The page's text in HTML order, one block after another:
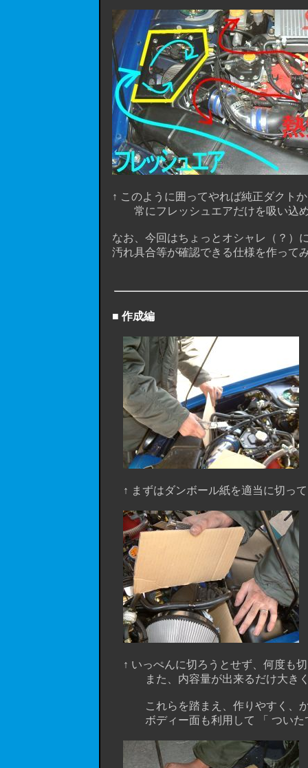
↑ このように囲ってやれば純正ダクト
常にフレッシュエアだけを吸い込め
なお、今回はちょっとオシャレ（？）
汚れ具合等が確認できる仕様を作っ
■ 作成編
↑ まずはダンボール紙を適当に切っ
↑ いっぺんに切ろうとせず、何度も切
また、内容量が出来るだけ大きく
これらを踏まえ、作りやすく、かつ
ボディー面も利用して 「 ついたて